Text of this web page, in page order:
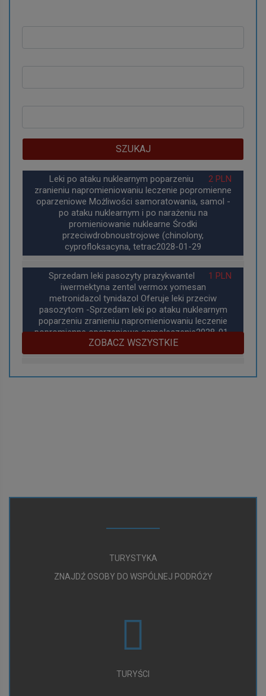
SZUKAJ
2 PLN
Leki po ataku nuklearnym poparzeniu
zranieniu napromieniowaniu leczenie popromienne
oparzeniowe Możliwości samoratowania, samol -
po ataku nuklearnym i po narażeniu na
promieniowanie nuklearne Środki
przeciwdrobnoustrojowe (chinolony,
cyprofloksacyna, tetrac2028-01-29
1 PLN
Sprzedam leki pasozyty prazykwantel
iwermektyna zentel vermox yomesan
metronidazol tynidazol Oferuje leki przeciw
pasozytom -Sprzedam leki po ataku nuklearnym
poparzeniu zranieniu napromieniowaniu leczenie
popromienne oparzeniowe samoleczenie2028-01-
29
ZOBACZ WSZYSTKIE
TURYSTYKA
ZNAJDŹ OSOBY DO WSPÓLNEJ PODRÓŻY
TURYŚCI